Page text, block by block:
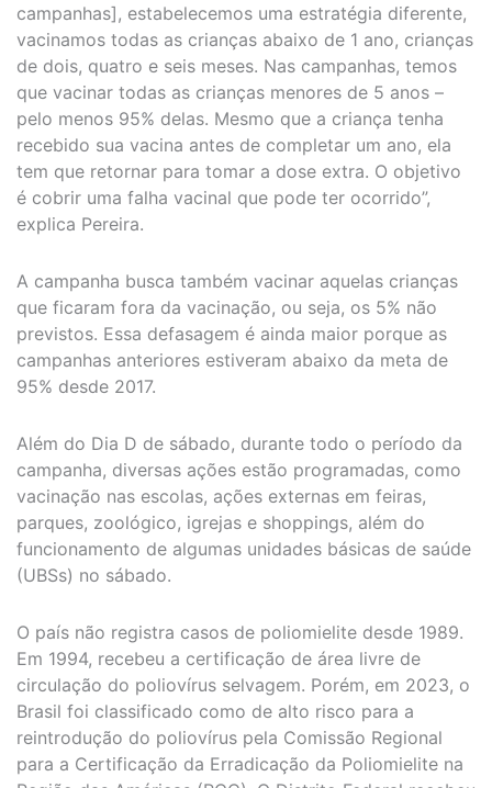
campanhas], estabelecemos uma estratégia diferente,
vacinamos todas as crianças abaixo de 1 ano, crianças
de dois, quatro e seis meses. Nas campanhas, temos
que vacinar todas as crianças menores de 5 anos –
pelo menos 95% delas. Mesmo que a criança tenha
recebido sua vacina antes de completar um ano, ela
tem que retornar para tomar a dose extra. O objetivo
é cobrir uma falha vacinal que pode ter ocorrido”,
explica Pereira.
A campanha busca também vacinar aquelas crianças
que ficaram fora da vacinação, ou seja, os 5% não
previstos. Essa defasagem é ainda maior porque as
campanhas anteriores estiveram abaixo da meta de
95% desde 2017.
Além do Dia D de sábado, durante todo o período da
campanha, diversas ações estão programadas, como
vacinação nas escolas, ações externas em feiras,
parques, zoológico, igrejas e shoppings, além do
funcionamento de algumas unidades básicas de saúde
(UBSs) no sábado.
O país não registra casos de poliomielite desde 1989.
Em 1994, recebeu a certificação de área livre de
circulação do poliovírus selvagem. Porém, em 2023, o
Brasil foi classificado como de alto risco para a
reintrodução do poliovírus pela Comissão Regional
para a Certificação da Erradicação da Poliomielite na